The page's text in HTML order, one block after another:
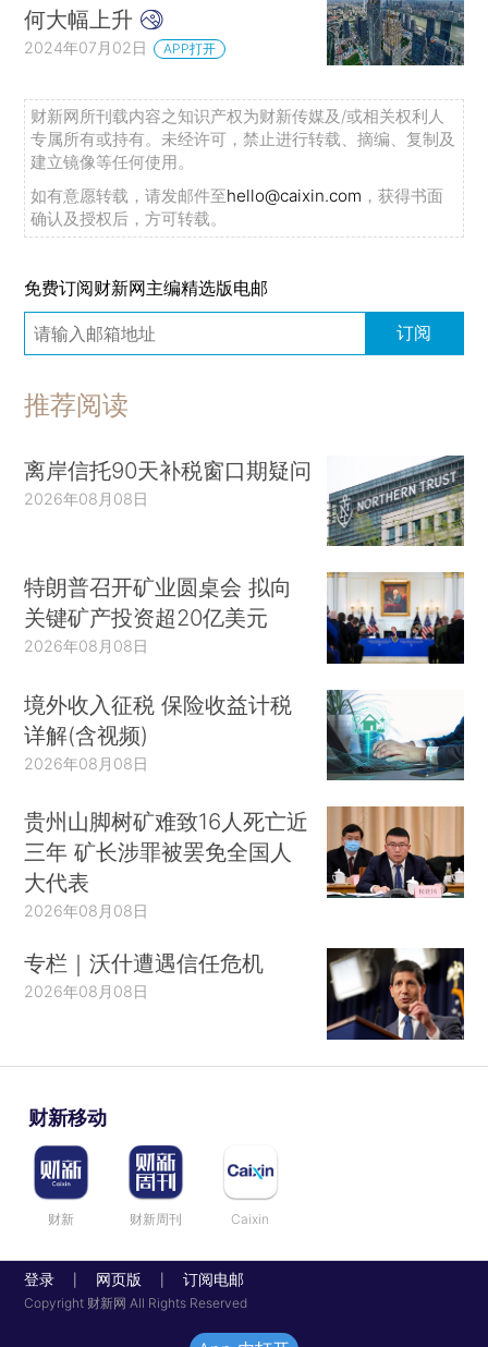
何大幅上升
2024年07月02日 APP打开
财新网所刊载内容之知识产权为财新传媒及/或相关权利人
专属所有或持有。未经许可，禁止进行转载、摘编、复制及
建立镜像等任何使用。
如有意愿转载，请发邮件至hello@caixin.com ，获得书面
确认及授权后，方可转载。
免费订阅财新网主编精选版电邮
订阅
推荐阅读
离岸信托90天补税窗口期疑问
2026年08月08日
特朗普召开矿业圆桌会 拟向
关键矿产投资超20亿美元
2026年08月08日
境外收入征税 保险收益计税
详解(含视频)
2026年08月08日
贵州山脚树矿难致16人死亡近
三年 矿长涉罪被罢免全国人
大代表
2026年08月08日
专栏｜沃什遭遇信任危机
2026年08月08日
财新移动
财新 财新周刊 Caixin
登录 网页版 订阅电邮
Copyright 财新网 All Rights Reserved